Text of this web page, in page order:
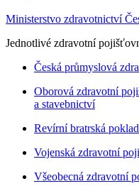
Ministerstvo zdravotnictví
Jednotlivé zdravotní
Česká průmyslová
Oborová zdravotní
a stavebnictví
Revírní bratrská
Vojenská zdravotní
Všeobecná zdravotní